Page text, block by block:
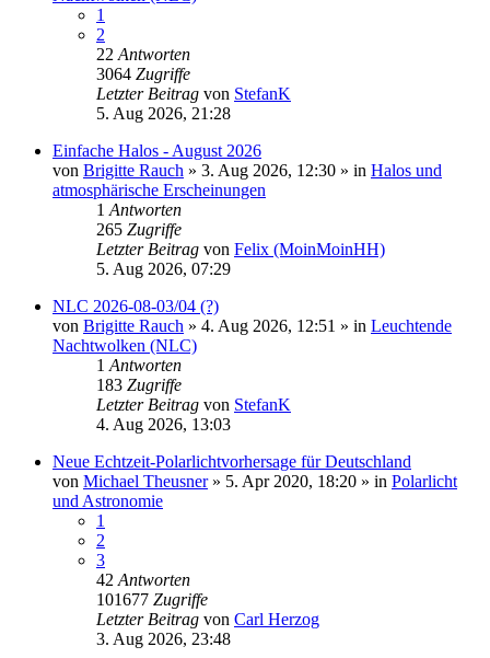
1
2
22 Antworten
3064 Zugriffe
Letzter Beitrag von StefanK
5. Aug 2026, 21:28
Einfache Halos - August 2026
von Brigitte Rauch » 3. Aug 2026, 12:30 » in Halos und
atmosphärische Erscheinungen
1 Antworten
265 Zugriffe
Letzter Beitrag von Felix (MoinMoinHH)
5. Aug 2026, 07:29
NLC 2026-08-03/04 (?)
von Brigitte Rauch » 4. Aug 2026, 12:51 » in Leuchtende
Nachtwolken (NLC)
1 Antworten
183 Zugriffe
Letzter Beitrag von StefanK
4. Aug 2026, 13:03
Neue Echtzeit-Polarlichtvorhersage für Deutschland
von Michael Theusner» 5. Apr 2020, 18:20 » in Polarlicht
und Astronomie
1
2
3
42 Antworten
101677 Zugriffe
Letzter Beitrag von Carl Herzog
3. Aug 2026, 23:48